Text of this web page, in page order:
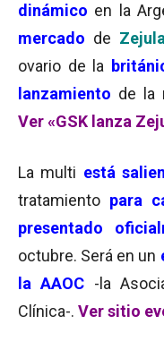
dinámico en la
mercado de Zejula
ovario de la
lanzamiento de la
Ver «GSK lanza
La multi está
tratamiento para
presentado
octubre. Será en un
la AAOC -la
Clínica-. Ver sitio